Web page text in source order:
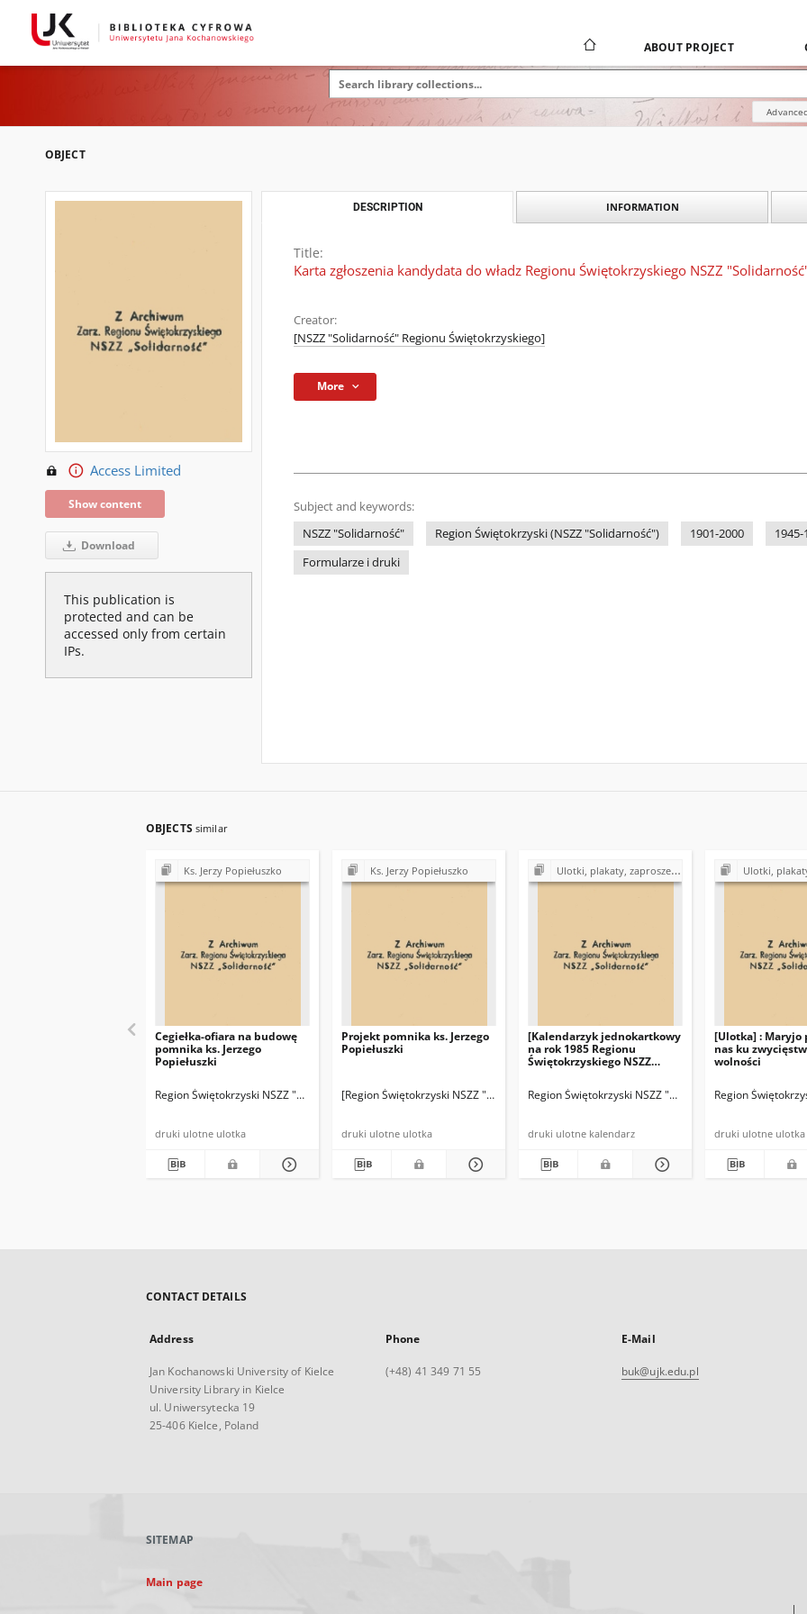
ABOUT PROJECT
OBJECT
Access Limited
Show content
Download
This publication is
protected and can be
accessed only from certain
IPs.
DESCRIPTION INFORMATION
Title:
Karta zgłoszenia kandydata do władz Regionu Świętokrzyskiego NSZZ
Creator:
[NSZZ "Solidarność" Regionu Świętokrzyskiego]
More
Subject and keywords:
NSZZ "Solidarność"
Region Świętokrzyski (NSZZ "Solidarność") 1901-2000 1945-
Formularze i druki
OBJECTS similar
Ks. Jerzy Popiełuszko
Cegiełka-ofiara na budowę
pomnika ks. Jerzego
Popiełuszki
Region Świętokrzyski NSZZ "Solidarność"
druki ulotne ulotka
Ks. Jerzy Popiełuszko
Projekt pomnika ks. Jerzego
Popiełuszki
[Region Świętokrzyski NSZZ "Solidarność"]
druki ulotne ulotka
Ulotki, plakaty, zaproszenia, cegiełki, kartki okolicznościowe, kalendarzyki z lat 1980-1990
[Kalendarzyk jednokartkowy
na rok 1985 Regionu
Świętokrzyskiego NSZZ
Region Świętokrzyski NSZZ "Solidarność"
druki ulotne kalendarz
Ulotki, plakaty, zaproszenia, cegiełki, kartki
[Ulotka] : Maryjo
nas ku
wolności
Region
druki ulotne ulotka
CONTACT DETAILS
Address
Jan Kochanowski University of Kielce
University Library in Kielce
ul. Uniwersytecka 19
25-406 Kielce, Poland
Phone
(+48) 41 349 71 55
E-Mail
buk@ujk.edu.pl
SITEMAP
Main page